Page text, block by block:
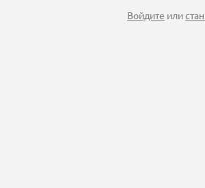
Войдите или